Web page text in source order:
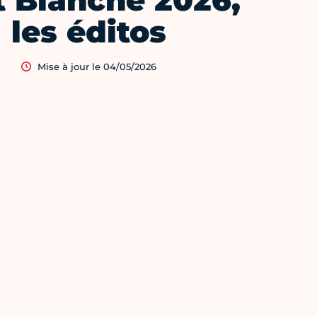
les éditos
Mise à jour le 04/05/2026